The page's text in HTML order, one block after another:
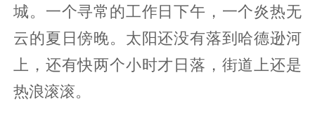
城。一个寻常的工作日下午，一个炎热无
云的夏日傍晚。太阳还没有落到哈德逊河
上，还有快两个小时才日落，街道上还是
热浪滚滚。